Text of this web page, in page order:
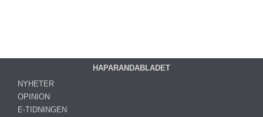
HAPARANDABLADET
NYHETER
OPINION
E-TIDNINGEN